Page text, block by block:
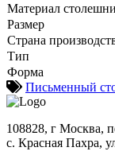
Материал
Размер
Страна
Тип
Форма
Письменный
108828, г Москва,
с. Красная Пахра,